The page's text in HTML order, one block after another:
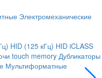
Электромеханические
HID (125 кГц) HID iCLASS
touch memory Дубликаторы
Мультиформатные